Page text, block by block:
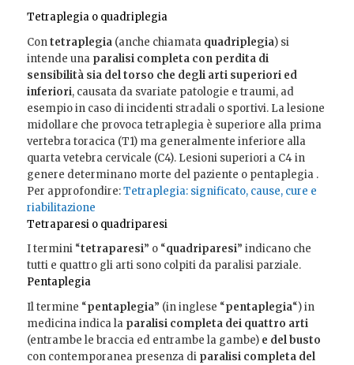
Tetraplegia o quadriplegia
Contetraplegia (anche chiamata quadriplegia) si
intende una paralisi completa con perdita di
sensibilità sia del torso che degli arti superiori ed
inferiori, causata da svariate patologie e traumi, ad
esempio in caso di incidenti stradali o sportivi. La lesione
midollare che provoca tetraplegia è superiore alla prima
vertebra toracica (T1) ma generalmente inferiore alla
quarta vetebra cervicale (C4). Lesioni superiori a C4 in
genere determinano morte del paziente o pentaplegia .
Per approfondire:Tetraplegia: significato, cause, cure e
riabilitazione
Tetraparesi o quadriparesi
I termini “tetraparesi” o “quadriparesi” indicano che
tutti e quattro gli arti sono colpiti da paralisi parziale.
Pentaplegia
Il termine “pentaplegia” (in inglese “pentaplegia“) in
medicina indica la paralisi completa dei quattro arti
(entrambe le braccia ed entrambe la gambe) e del busto
con contemporanea presenza di paralisi completa del